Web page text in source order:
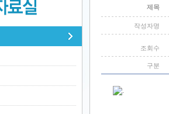
제목
작성자명
조회수
구분